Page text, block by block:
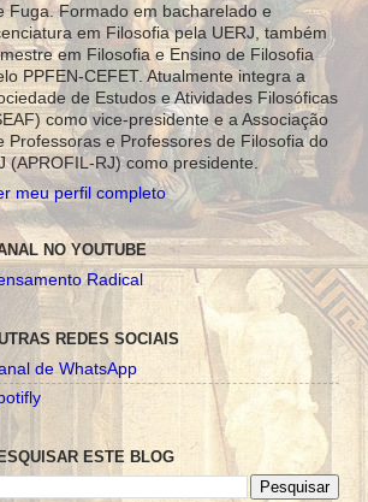
Fuga. Formado em bacharelado e
em Filosofia pela UERJ, também
em Filosofia e Ensino de Filosofia
PPFEN-CEFET. Atualmente integra a
de Estudos e Atividades Filosóficas
como vice-presidente e a Associação
Professoras e Professores de Filosofia do
(APROFIL-RJ) como presidente.
meu perfil completo
NO YOUTUBE
Radical
REDES SOCIAIS
de WhatsApp
ESTE BLOG